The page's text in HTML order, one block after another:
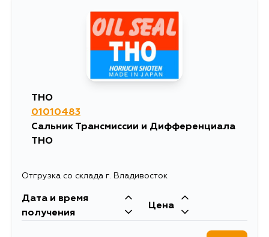
801
20 августа
THO
01010483
Сальник Трансмиссии и Дифференциала
THO
Отгрузка со склада г. Владивосток
Дата и время
получения
Цена